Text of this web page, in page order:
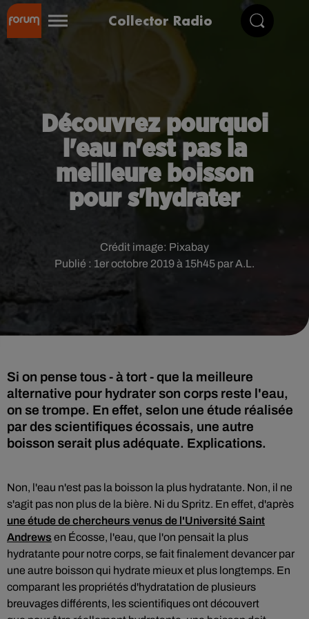
Collector Radio
Découvrez pourquoi
l'eau n'est pas la
meilleure boisson
pour s'hydrater
Publié : 1er octobre 2019 à 15h45 par A.L.
Crédit image: Pixabay
Si on pense tous - à tort - que la meilleure
alternative pour hydrater son corps reste l'eau,
on se trompe. En effet, selon une étude réalisée
par des scientifiques écossais, une autre
boisson serait plus adéquate. Explications.
Non, l'eau n'est pas la boisson la plus hydratante. Non, il ne
s'agit pas non plus de la bière. Ni du Spritz. En effet, d'après
une étude de chercheurs venus de l'Université Saint
Andrews en Écosse, l'eau, que l'on pensait la plus
hydratante pour notre corps, se fait finalement devancer par
une autre boisson qui hydrate mieux et plus longtemps. En
comparant les propriétés d'hydratation de plusieurs
breuvages différents, les scientifiques ont découvert